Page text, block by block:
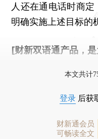
人还在通电话时商
明确实施上述目标的
[财新双语通产品，
本文共计
登录 后获
财新通会员
可畅读全文